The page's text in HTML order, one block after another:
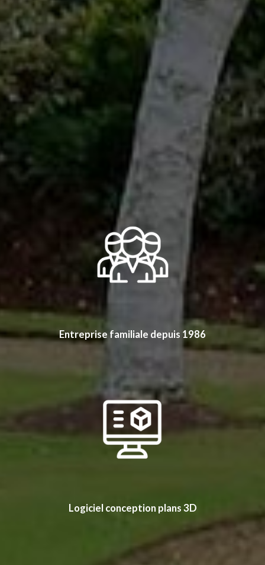
Entreprise familiale depuis 1986
Logiciel conception plans 3D